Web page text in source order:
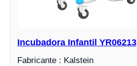
Incubadora Infantil YR06213
Fabricante : Kalstein